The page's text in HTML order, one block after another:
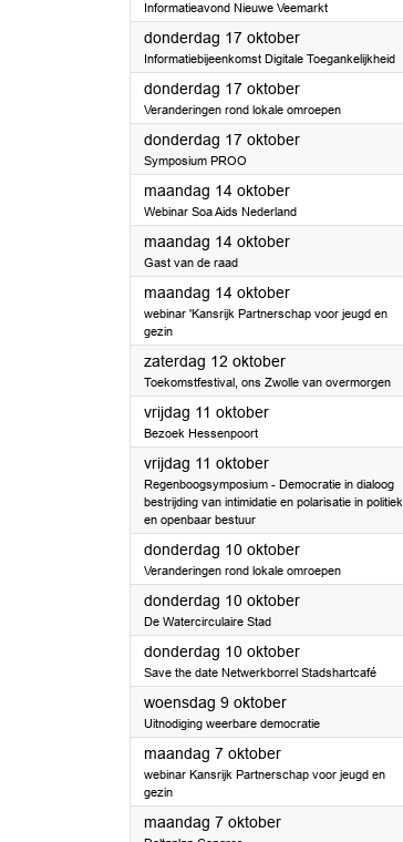
Informatieavond Nieuwe Veemarkt
donderdag 17 oktober2024
Informatiebijeenkomst Digitale Toegankelijkheid
donderdag 17 oktober2024
Veranderingen rond lokale omroepen
donderdag 17 oktober2024
Symposium PROO
maandag 14 oktober2024
Webinar Soa Aids Nederland
maandag 14 oktober2024
Gast van de raad
maandag 14 oktober2024
webinar 'Kansrijk Partnerschap voor jeugd en
gezin
zaterdag 12 oktober2024
Toekomstfestival, ons Zwolle van overmorgen
vrijdag 11 oktober2024
Bezoek Hessenpoort
vrijdag 11 oktober2024
Regenboogsymposium - Democratie in dialoog
bestrijding van intimidatie en polarisatie in politiek
en openbaar bestuur
donderdag 10 oktober2024
Veranderingen rond lokale omroepen
donderdag 10 oktober2024
De Watercirculaire Stad
donderdag 10 oktober2024
Save the date Netwerkborrel Stadshartcafé
woensdag 9 oktober2024
Uitnodiging weerbare democratie
maandag 7 oktober2024
webinar Kansrijk Partnerschap voor jeugd en
gezin
maandag 7 oktober2024